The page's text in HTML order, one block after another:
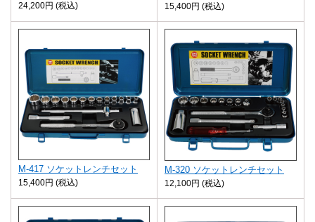
24,200円 (税込) 15,400円 (税込)
M-417 ソケットレンチセット
15,400円 (税込)
M-320 ソケットレンチセット
12,100円 (税込)